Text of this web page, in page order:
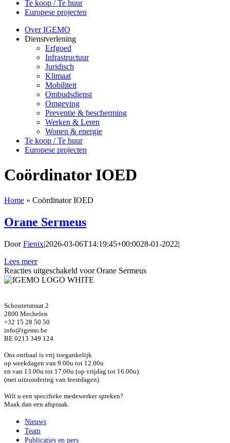
Te koop / Te huur
Europese projecten
Over IGEMO
Dienstverlening
Erfgoed
Infrastructuur
Juridisch
Klimaat
Mobiliteit
Ombudsdienst
Omgeving
Preventie & bescherming
Werken & Leren
Wonen & energie
Te koop / Te huur
Europese projecten
Coördinator IOED
Home » Coördinator IOED
Orane Sermeus
DoorFienix|2026-03-06T14:19:45+00:0028-01-2022|
Lees meer
Reacties uitgeschakeld voor Orane Sermeus
Schoutetstraat 2
2800 Mechelen
+32 15 28 50 50
info@igemo.be
BE 0213 349 124
Ons onthaal is vrij toegankelijk
op weekdagen van 9.00u tot 12.00u
en van 13.00u tot 17.00u (op vrijdag tot 16.00u).
(met uitzondering van feestdagen)
Wilt u een specifieke medewerker spreken?
Maak dan een afspraak.
Nieuws
Team
Publicaties en pers